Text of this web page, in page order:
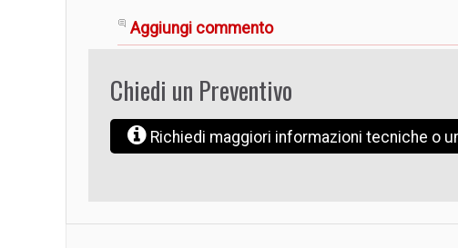
Aggiungi commento
Chiedi un Preventivo
Richiedi maggiori informazioni tecniche o